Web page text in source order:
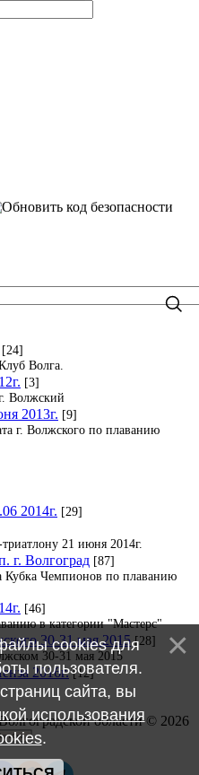
[24]
Волга.
[3]
Волжский
2013г. [9]
г. Волжского по плаванию
2014г. [29]
21 июня 2014г.
г. Волгоград [87]
Кубка Чемпионов по плаванию
[46]
в категории "Мастерс"
30-31 мая 2015 [28]
30-31 мая 2015
2016г. [12]
области © 2026
cookies для
пользователя.
сайта, вы
использования
.